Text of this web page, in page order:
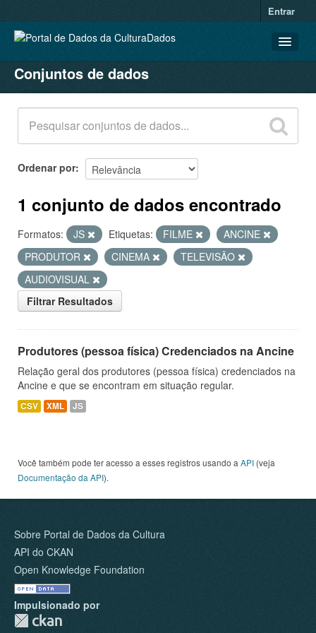
Entrar
CONJUNTOS DE DADOS
ORGANIZAÇÕES
GRUPOS
SOBRE
Conjuntos de dados
Ordenar por
1 conjunto de dados encontrado
Formatos: JS Etiquetas: FILME
ANCINE
PRODUTOR
CINEMA
TELEVISÃO
AUDIOVISUAL
Filtrar Resultados
Produtores (pessoa física) Credenciados na Ancine
Relação geral dos produtores (pessoa física) credenciados na
Ancine e que se encontram em situação regular.
CSV XML JS
Você também pode ter acesso a esses registros usando a API (veja
Documentação da API).
Sobre Portal de Dados da Cultura
API do CKAN
Open Knowledge Foundation
Impulsionado por